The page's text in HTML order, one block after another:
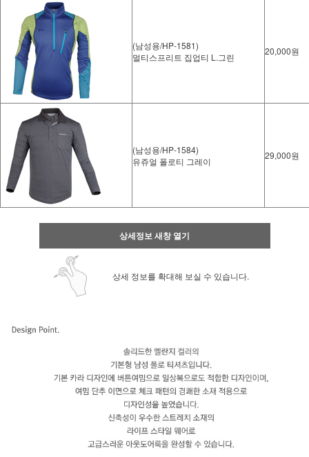
(남성용/HP-1581)
멀티스프리트 집업티 L.그린
20,000원
(남성용/HP-1584)
유쥬얼 폴로티 그레이
29,000원
상세정보 새창 열기
상세 정보를 확대해 보실 수 있습니다.